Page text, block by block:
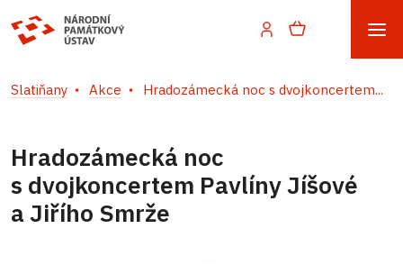
Slatiňany Akce Hradozámecká noc s dvojkoncertem...
Hradozámecká noc
s dvojkoncertem Pavlíny Jíšové
a Jiřího Smrže